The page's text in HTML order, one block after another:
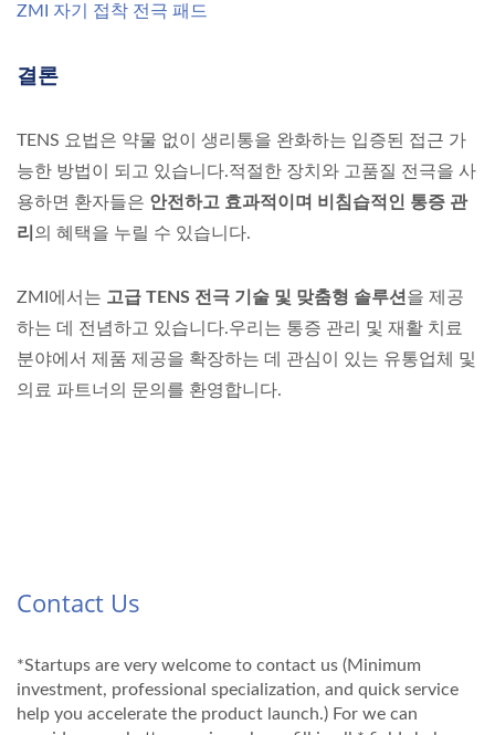
ZMI 자기 접착 전극 패드
결론
TENS 요법은 약물 없이 생리통을 완화하는 입증된 접근 가
능한 방법이 되고 있습니다.적절한 장치와 고품질 전극을 사
용하면 환자들은 안전하고 효과적이며 비침습적인 통증 관
리 의 혜택을 누릴 수 있습니다.
ZMI에서는 고급 TENS 전극 기술 및 맞춤형 솔루션 을 제공
하는 데 전념하고 있습니다.우리는 통증 관리 및 재활 치료
분야에서 제품 제공을 확장하는 데 관심이 있는 유통업체 및
의료 파트너의 문의를 환영합니다.